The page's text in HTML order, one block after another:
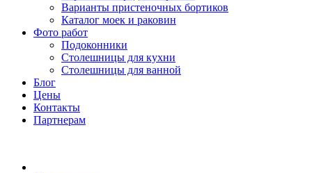
Варианты пристеночных бортиков
Каталог моек и раковин
Фото работ
Подоконники
Столешницы для кухни
Столешницы для ванной
Блог
Цены
Контакты
Партнерам